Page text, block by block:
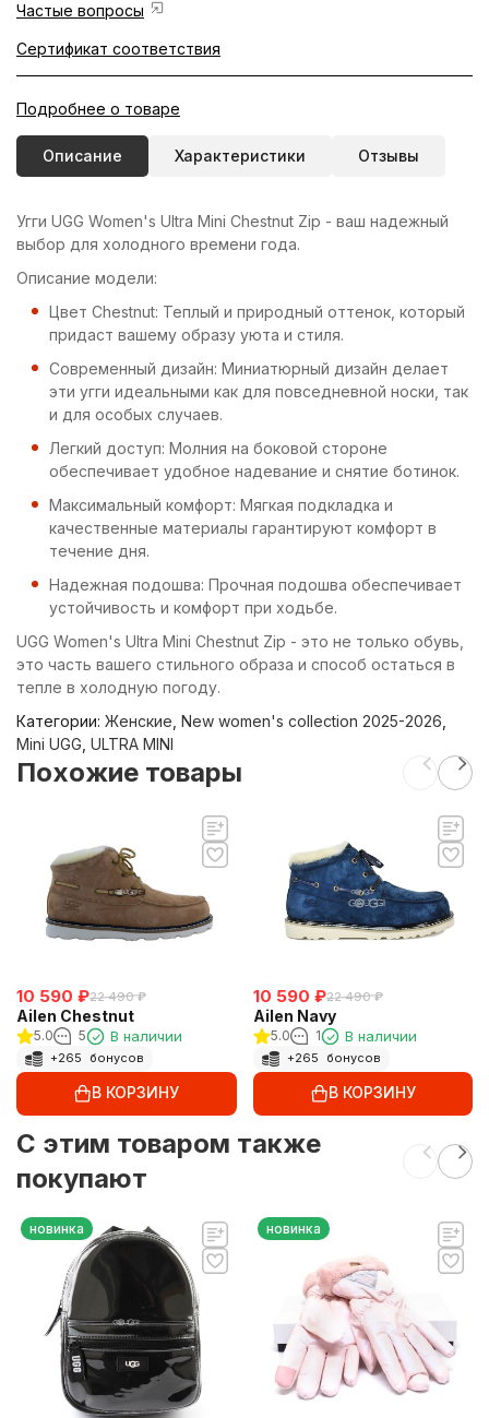
Частые вопросы
Сертификат соответствия
Подробнее о товаре
Описание Характеристики Отзывы
Угги UGG Women's Ultra Mini Chestnut Zip - ваш надежный
выбор для холодного времени года.
Описание модели:
Цвет Chestnut: Теплый и природный оттенок, который
придаст вашему образу уюта и стиля.
Современный дизайн: Миниатюрный дизайн делает
эти угги идеальными как для повседневной носки, так
и для особых случаев.
Легкий доступ: Молния на боковой стороне
обеспечивает удобное надевание и снятие ботинок.
Максимальный комфорт: Мягкая подкладка и
качественные материалы гарантируют комфорт в
течение дня.
Надежная подошва: Прочная подошва обеспечивает
устойчивость и комфорт при ходьбе.
UGG Women's Ultra Mini Chestnut Zip - это не только обувь,
это часть вашего стильного образа и способ остаться в
тепле в холодную погоду.
Категории: Женские New women's collection 2025-2026
Mini UGG ULTRA MINI
Похожие товары
10 590 ₽22 490 ₽
Ailen Chestnut
5.0 5 В наличии
+265 бонусов
В КОРЗИНУ
10 590 ₽22 490 ₽
Ailen Navy
5.0 1 В наличии
+265 бонусов
В КОРЗИНУ
C этим товаром также
покупают
новинка новинка